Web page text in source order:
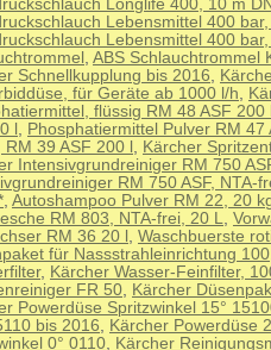
Longlife 400, 10 m
Lebensmittel 400
Lebensmittel 400
, ABS Schlauchtrommel
Schnellkupplung bis 2016,
für Geräte ab 1000 l/h,
flüssig RM 48 ASF 200 l
l , Phosphatiermittel Pulver RM 47
39 ASF 200 l , Kärcher
Intensivgrundreiniger RM 750
RM 750 ASF, NTA-
, Autoshampoo Pulver RM 22, 20
RM 803, NTA-frei, 20 L,
RM 36 20 l , Waschbuerste
für Nassstrahleinrichtung 100
, Kärcher Wasser-Feinfilter,
FR 50, Kärcher
Powerdüse Spritzwinkel 15°
bis 2016, Kärcher Powerdüse
0° 0110, Kärcher